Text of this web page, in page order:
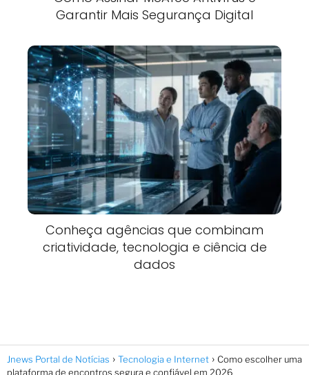
Garantir Mais Segurança Digital
Conheça agências que combinam
criatividade, tecnologia e ciência de
dados
Jnews Portal de Notícias Tecnologia e Internet
Como escolher uma
plataforma de encontros segura e confiável em 2026